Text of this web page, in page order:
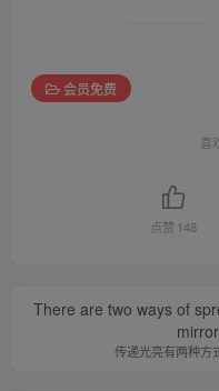
会员免费
喜
点赞 148
There are two ways of
传递光亮有两种方